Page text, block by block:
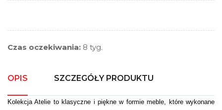
Czas oczekiwania: 8 tyg.
OPIS SZCZEGÓŁY PRODUKTU
Kolekcja Atelie to klasyczne i piękne w formie meble, które wykonane